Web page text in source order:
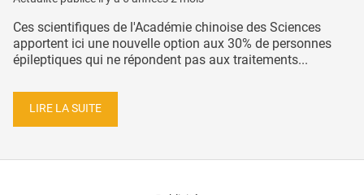
Ces scientifiques de l'Académie chinoise des Sciences
apportent ici une nouvelle option aux 30% de personnes
épileptiques qui ne répondent pas aux traitements...
LIRE LA SUITE